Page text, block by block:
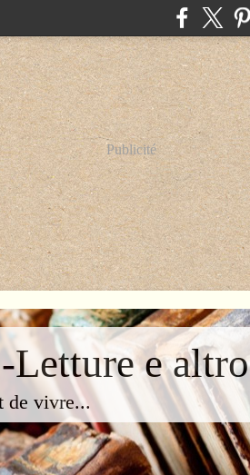
Publicité
Letture e altro
de vivre...